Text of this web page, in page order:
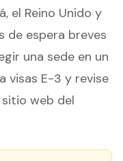
el Reino Unido y
de espera breves
una sede en un
visas E-3 y revise
web del